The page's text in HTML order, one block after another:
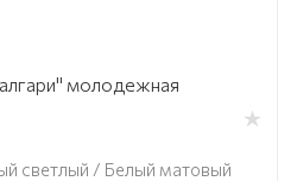
молодежная
светлый / Белый матовый